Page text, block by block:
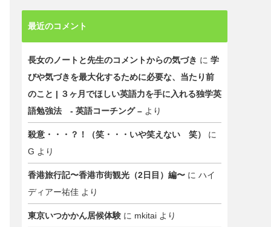
最近のコメント
長女のノートと先生のコメントからの気づき に 学
びや気づきを最大化するために必要な、当たり前
のこと | ３ヶ月でほしい英語力を手に入れる独学英
語勉強法 - 英語コーチング – より
殺意・・・？！（笑・・・いや笑えない 笑）
に
G より
香港旅行記〜香港市街観光（2日目）編〜 に ハイ
ディアー祐佳 より
東京いつかかん居候体験 に mkitai より